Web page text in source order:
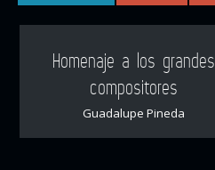
Homenaje a los grandes
compositores
Guadalupe Pineda